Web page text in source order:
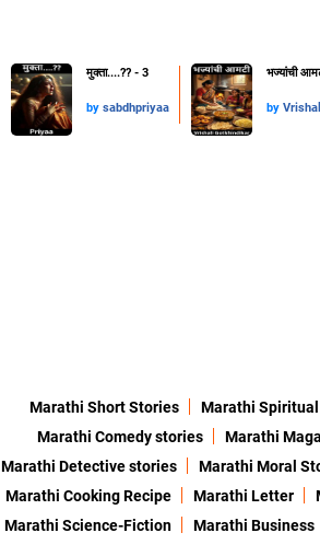
मुक्ता....??️ - 3
by sabdhpriyaa
भज्यांची
by
Marathi Short Stories Marathi
Marathi Comedy stories
Marathi
Marathi Detective stories
Marathi Moral
Marathi Cooking Recipe
Marathi Letter
Marathi Science-Fiction
Marathi Business